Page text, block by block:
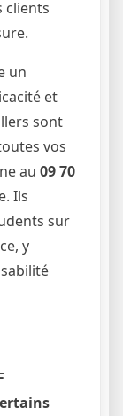
clients
un
et
sont
vos
au 09 70
Ils
sur
y